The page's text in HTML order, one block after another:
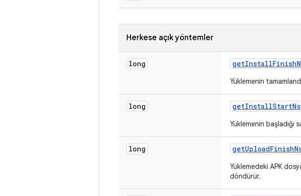
Herkese açık yöntemler
long getInstallFinish
Yüklemenin
long getInstallStartNs
Yüklemenin başladığı
long getUploadFinish
Yüklemedeki APK
döndürür.